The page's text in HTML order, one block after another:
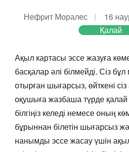
Нефрит Моралес
16
Қалай
Ақыл картасы эссе жазуға
басқалар әлі білмейді. Сіз
отырған шығарсыз, өйткені
оқушыға жазбаша түрде қалай
білгіңіз келеді немесе оның
бұрыннан білетін шығарсыз
нанымды эссе жасау үшін